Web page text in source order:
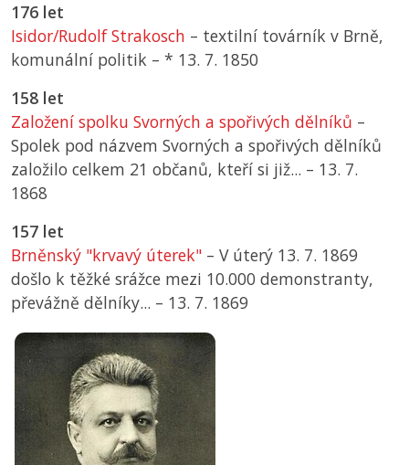
176 let
Isidor/Rudolf Strakosch – textilní továrník v Brně,
komunální politik – * 13. 7. 1850
158 let
Založení spolku Svorných a spořivých dělníků –
Spolek pod názvem Svorných a spořivých dělníků
založilo celkem 21 občanů, kteří si již... – 13. 7.
1868
157 let
Brněnský "krvavý úterek" – V úterý 13. 7. 1869
došlo k těžké srážce mezi 10.000 demonstranty,
převážně dělníky... – 13. 7. 1869